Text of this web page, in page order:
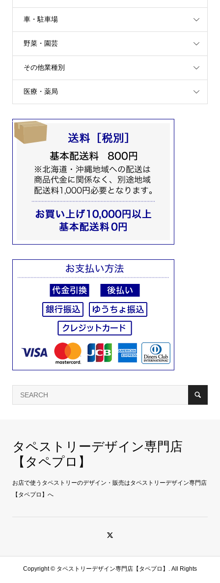
車・駐車場
野菜・園芸
その他業種別
医療・薬局
タペストリーデザイン専門店
【タペプロ】
お店で使うタペストリーのデザイン・販売はタペストリーデザイン専門店
【タペプロ】へ
Copyright © タペストリーデザイン専門店【タペプロ】. All Rights